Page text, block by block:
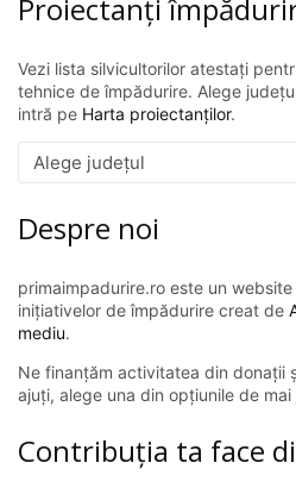
Proiectanți
Vezi lista silvicultorilor atestați
tehnice de împădurire. Alege
intră pe Harta proiectanților.
Despre noi
primaimpadurire.ro este un
inițiativelor de împădurire creat de
mediu.
Ne finanțăm activitatea din donații
ajuți, alege una din opțiunile de mai
Contribuția ta face